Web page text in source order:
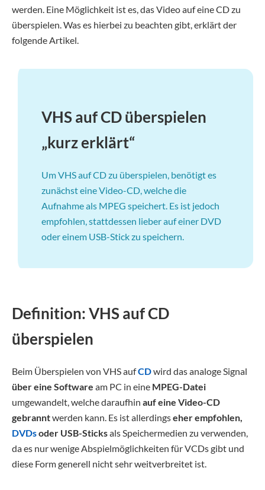
werden. Eine Möglichkeit ist es, das Video auf eine CD zu
überspielen. Was es hierbei zu beachten gibt, erklärt der
folgende Artikel.
VHS auf CD überspielen
„kurz erklärt“
Um VHS auf CD zu überspielen, benötigt es
zunächst eine Video-CD, welche die
Aufnahme als MPEG speichert. Es ist jedoch
empfohlen, stattdessen lieber auf einer DVD
oder einem USB-Stick zu speichern.
Definition: VHS auf CD
überspielen
Beim Überspielen von VHS aufCDwird das analoge Signal
über eine Software am PC in eine MPEG-Datei
umgewandelt, welche daraufhin auf eine Video-CD
gebranntwerden kann. Es ist allerdingseher empfohlen,
DVDsoder USB-Sticksals Speichermedien zu verwenden,
da es nur wenige Abspielmöglichkeiten für VCDs gibt und
diese Form generell nicht sehr weitverbreitet ist.